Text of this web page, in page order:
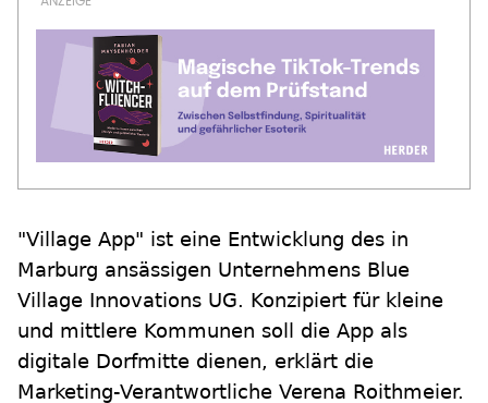
"Village App" ist eine Entwicklung des in
Marburg ansässigen Unternehmens Blue
Village Innovations UG. Konzipiert für kleine
und mittlere Kommunen soll die App als
digitale Dorfmitte dienen, erklärt die
Marketing-Verantwortliche Verena Roithmeier.